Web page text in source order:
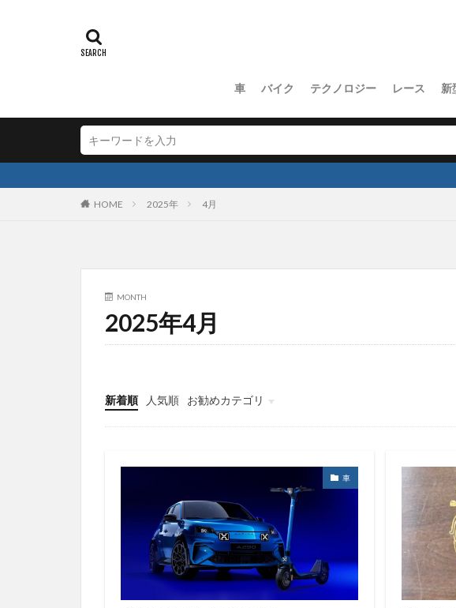
車 バイク テクノロジー レース 新
HOME 2025年 4月
MONTH
2025年4月
新着順 人気順
お勧めカテゴリ
アルピーヌ
車
ヤマハ発動機
車